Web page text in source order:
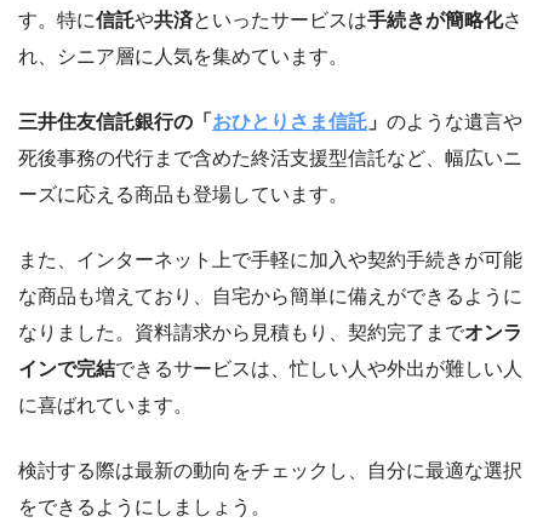
す。特に信託や共済といったサービスは手続きが簡略化さ
れ、シニア層に人気を集めています。
三井住友信託銀行の「 おひとりさま信託 」 のような遺言や
死後事務の代行まで含めた終活支援型信託など、幅広いニ
ーズに応える商品も登場しています。
また、インターネット上で手軽に加入や契約手続きが可能
な商品も増えており、自宅から簡単に備えができるように
なりました。資料請求から見積もり、契約完了までオンラ
インで完結できるサービスは、忙しい人や外出が難しい人
に喜ばれています。
検討する際は最新の動向をチェックし、自分に最適な選択
をできるようにしましょう。